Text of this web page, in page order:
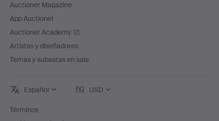
Auctionet Magazine
App Auctionet
Auctionet Academy
Artistas y diseñadores
Temas y subastas en sala
Español USD
Términos